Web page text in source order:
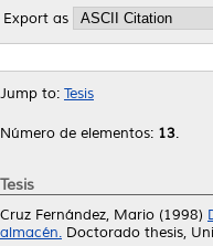
Export as
Jump to: Tesis
Número de elementos: 13.
Tesis
Cruz Fernández, Mario (1998)
almacén. Doctorado thesis,